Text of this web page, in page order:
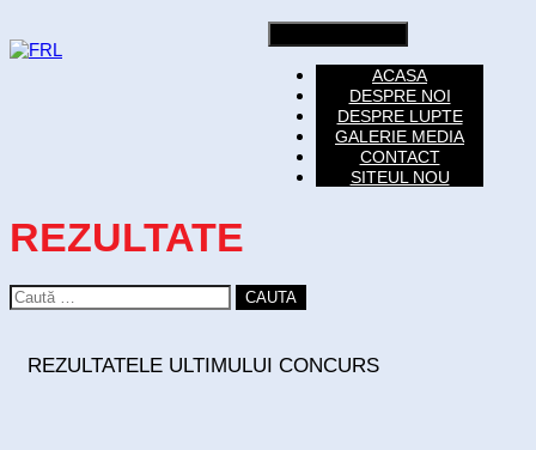
ACASA
DESPRE NOI
DESPRE LUPTE
GALERIE MEDIA
CONTACT
SITEUL NOU
REZULTATE
CAUTA
REZULTATELE ULTIMULUI CONCURS